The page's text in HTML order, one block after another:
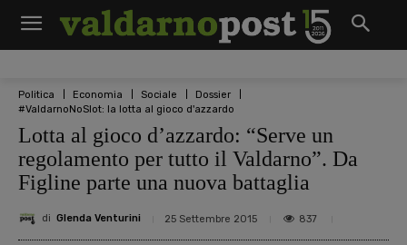
Politica Economia Sociale
Dossier
#ValdarnoNoSlot: la lotta al gioco d'azzardo
Lotta al gioco d’azzardo: “Serve un
regolamento per tutto il Valdarno”. Da
Figline parte una nuova battaglia
di Glenda Venturini 25 Settembre 2015 837